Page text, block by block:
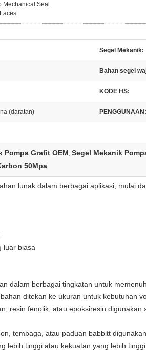
Mechanical Seal
Segel Mekanik:
Bahan segel
KODE HS:
(daratan) PENGGUNAAN:
Pompa Grafit OEM, Segel Mekanik
50Mpa
lunak dalam berbagai aplikasi, mulai
luar biasa
dalam berbagai tingkatan untuk
ditekan ke ukuran untuk kebutuhan
resin fenolik, atau epoksiresin
tembaga, atau paduan babbitt
lebih tinggi atau kekuatan yang lebih tinggi